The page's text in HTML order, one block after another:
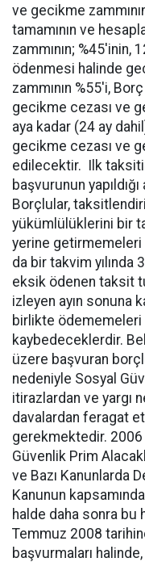
ve gecikme
tamamının ve
zammının; %45'inin,
ödenmesi halinde
zammının %55'i,
gecikme cezası ve
aya kadar (24 ay
gecikme cezası ve
edilecektir. Ilk
başvurunun
Borçlular,
yükümlülüklerini bir
yerine
da bir takvim yılında
eksik ödenen taksit
izleyen ayın sonuna
birlikte ödememeleri
kaybedeceklerdir.
üzere başvuran
nedeniyle Sosyal
itirazlardan ve yargı
davalardan feragat
gerekmektedir. 2006
Güvenlik Prim
ve Bazı Kanunlarda
Kanunun kapsamında
halde daha sonra bu
Temmuz 2008
başvurmaları